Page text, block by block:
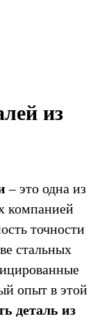
из
– это одна из
компанией
точности
стальных
опыт в этой
деталь из